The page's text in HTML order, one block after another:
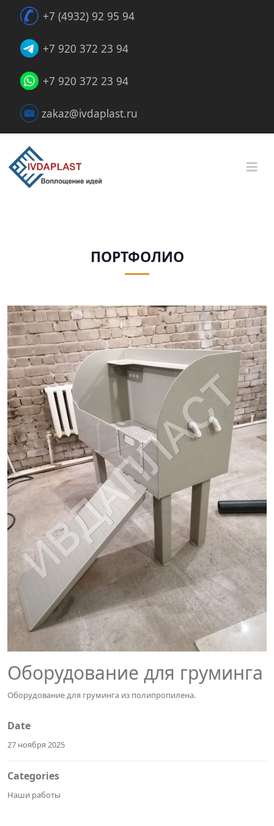
+7 (4932) 92 95 94
+7 920 372 23 94
+7 920 372 23 94
zakaz@ivdaplast.ru
ПОРТФОЛИО
Оборудование для груминга
Оборудование для груминга из полипропилена.
Date
27 ноября 2025
Categories
Наши работы